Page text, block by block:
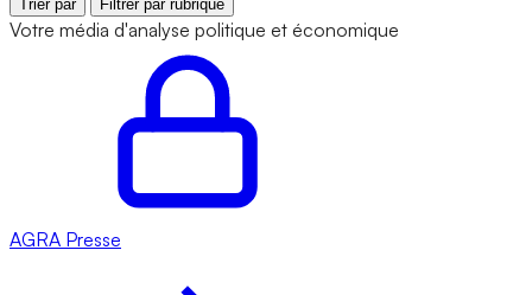
Trier par Filtrer par rubrique
Votre média d'analyse politique et économique
AGRA Presse